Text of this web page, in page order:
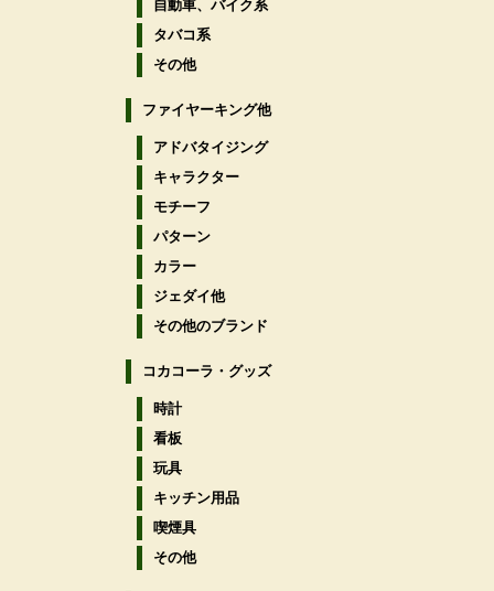
自動車、バイク系
タバコ系
その他
ファイヤーキング他
アドバタイジング
キャラクター
モチーフ
パターン
カラー
ジェダイ他
その他のブランド
コカコーラ・グッズ
時計
看板
玩具
キッチン用品
喫煙具
その他